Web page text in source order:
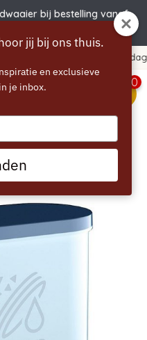
bij bestelling vanaf
0
jij bij ons thuis.
en exclusieve
je inbox.